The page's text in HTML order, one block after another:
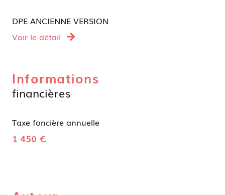
DPE ANCIENNE VERSION
Voir le détail
Informations
financières
Taxe foncière annuelle
1 450 €